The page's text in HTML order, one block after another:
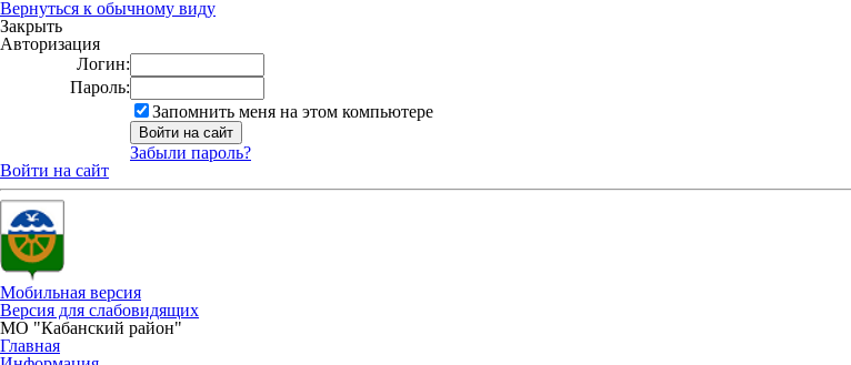
Вернуться к обычному виду
Закрыть
Авторизация
Логин:
Пароль:
Запомнить меня на этом компьютере
Забыли пароль?
Войти на сайт
Мобильная версия
Версия для слабовидящих
МО "Кабанский район"
Главная